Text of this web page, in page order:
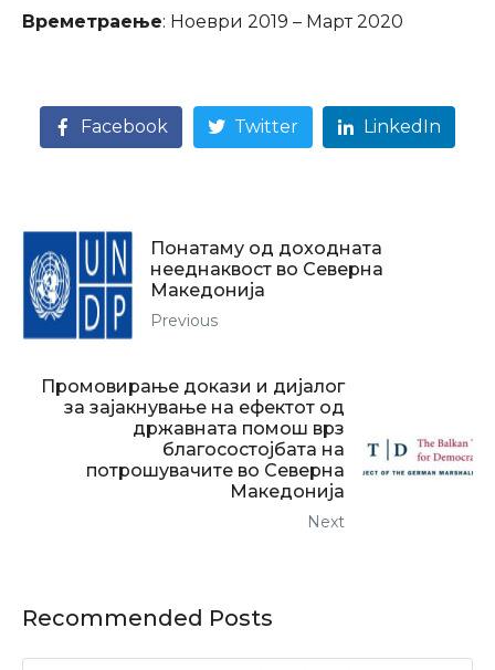
Времетраење: Ноеври 2019 – Март 2020
Facebook Twitter LinkedIn
Понатаму од доходната
нееднаквост во Северна
Македонија
Previous
Промовирање докази и дијалог
за зајакнување на ефектот од
државната помош врз
благосостојбата на
потрошувачите во Северна
Македонија
Next
Recommended Posts